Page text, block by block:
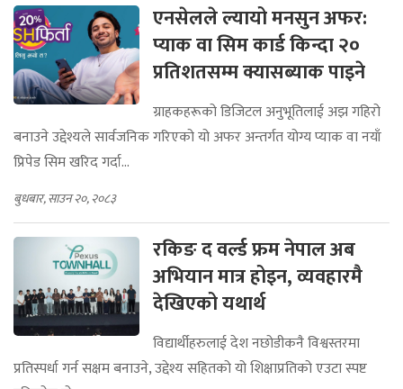
एनसेलले ल्यायो मनसुन अफर:
प्याक वा सिम कार्ड किन्दा २०
प्रतिशतसम्म क्यासब्याक पाइने
ग्राहकहरूको डिजिटल अनुभूतिलाई अझ गहिरो
बनाउने उद्देश्यले सार्वजनिक गरिएको यो अफर अन्तर्गत योग्य प्याक वा नयाँ
प्रिपेड सिम खरिद गर्दा...
बुधबार, साउन २०, २०८३
रकिङ द वर्ल्ड फ्रम नेपाल अब
अभियान मात्र होइन, व्यवहारमै
देखिएको यथार्थ
विद्यार्थीहरुलाई देश नछोडीकनै विश्वस्तरमा
प्रतिस्पर्धा गर्न सक्षम बनाउने, उद्देश्य सहितको यो शिक्षाप्रतिको एउटा स्पष्ट